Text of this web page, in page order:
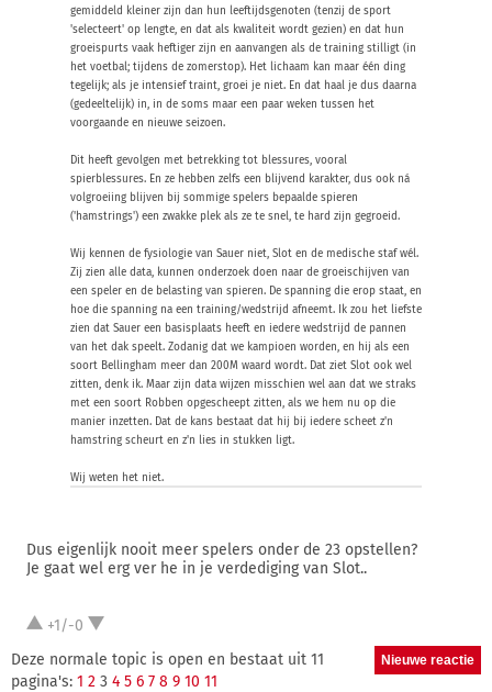
gemiddeld kleiner zijn dan hun leeftijdsgenoten (tenzij de sport
'selecteert' op lengte, en dat als kwaliteit wordt gezien) en dat hun
groeispurts vaak heftiger zijn en aanvangen als de training stilligt (in
het voetbal; tijdens de zomerstop). Het lichaam kan maar één ding
tegelijk; als je intensief traint, groei je niet. En dat haal je dus daarna
(gedeeltelijk) in, in de soms maar een paar weken tussen het
voorgaande en nieuwe seizoen.
Dit heeft gevolgen met betrekking tot blessures, vooral
spierblessures. En ze hebben zelfs een blijvend karakter, dus ook ná
volgroeiing blijven bij sommige spelers bepaalde spieren
('hamstrings') een zwakke plek als ze te snel, te hard zijn gegroeid.
Wij kennen de fysiologie van Sauer niet, Slot en de medische staf wél.
Zij zien alle data, kunnen onderzoek doen naar de groeischijven van
een speler en de belasting van spieren. De spanning die erop staat, en
hoe die spanning na een training/wedstrijd afneemt. Ik zou het liefste
zien dat Sauer een basisplaats heeft en iedere wedstrijd de pannen
van het dak speelt. Zodanig dat we kampioen worden, en hij als een
soort Bellingham meer dan 200M waard wordt. Dat ziet Slot ook wel
zitten, denk ik. Maar zijn data wijzen misschien wel aan dat we straks
met een soort Robben opgescheept zitten, als we hem nu op die
manier inzetten. Dat de kans bestaat dat hij bij iedere scheet z'n
hamstring scheurt en z'n lies in stukken ligt.
Wij weten het niet.
Dus eigenlijk nooit meer spelers onder de 23 opstellen?
Je gaat wel erg ver he in je verdediging van Slot..
+1/-0
Deze normale topic is open en bestaat uit 11
pagina's: 1 2 3 4 5 6 7 8 9 10 11